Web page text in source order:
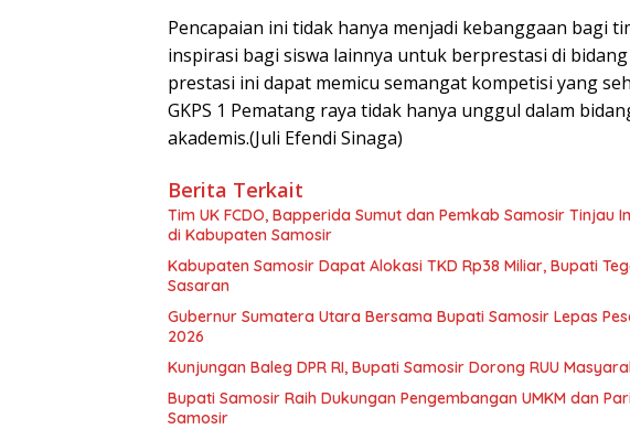
Pencapaian ini tidak hanya menjadi kebanggaan bagi
inspirasi bagi siswa lainnya untuk berprestasi di
prestasi ini dapat memicu semangat kompetisi yang
GKPS 1 Pematang raya tidak hanya unggul dalam
akademis.(Juli Efendi Sinaga)
Berita Terkait
Tim UK FCDO, Bapperida Sumut dan Pemkab Samosir Tinjau
di Kabupaten Samosir
Kabupaten Samosir Dapat Alokasi TKD Rp38 Miliar, Bupati
Sasaran
Gubernur Sumatera Utara Bersama Bupati Samosir Lepas
2026
Kunjungan Baleg DPR RI, Bupati Samosir Dorong RUU
Bupati Samosir Raih Dukungan Pengembangan UMKM dan
Samosir